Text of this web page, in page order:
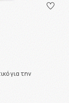
για την